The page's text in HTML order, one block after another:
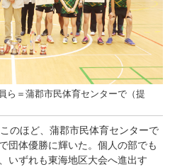
ら＝蒲郡市民体育センターで（提
のほど、蒲郡市民体育センターで
団体優勝に輝いた。個人の部でも
いずれも東海地区大会へ進出す